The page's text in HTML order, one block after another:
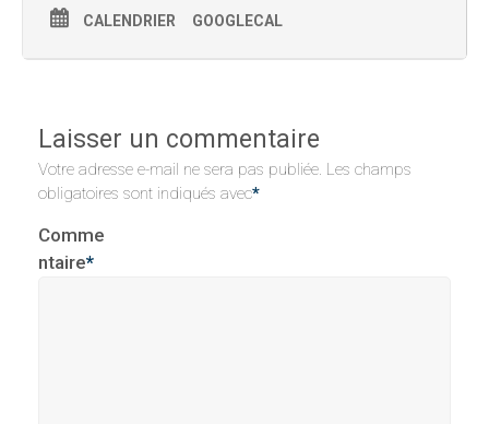
CALENDRIER GOOGLECAL
Laisser un commentaire
Votre adresse e-mail ne sera pas publiée. Les champs
obligatoires sont indiqués avec*
Comme
ntaire*